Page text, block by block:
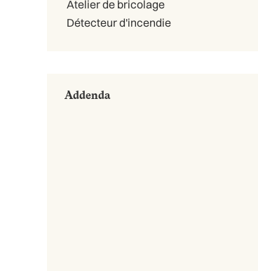
Atelier de bricolage
Détecteur d'incendie
Addenda